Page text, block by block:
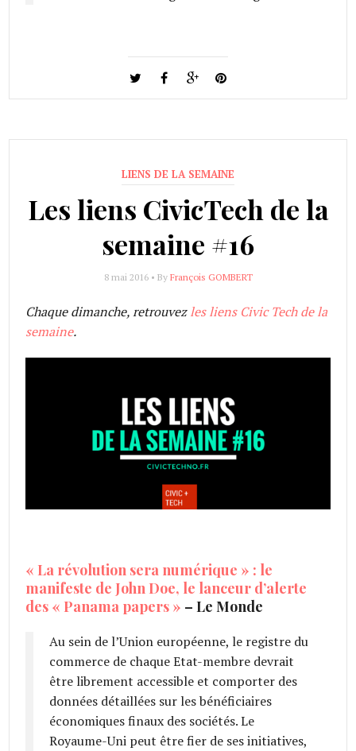
LIENS DE LA SEMAINE
Les liens CivicTech de la
semaine #16
8 mai 2016 • By François GOMBERT
Chaque dimanche, retrouvezles liens Civic Tech de la
semaine.
« La révolution sera numérique » : le
manifeste de John Doe, le lanceur d’alerte
des « Panama papers » – Le Monde
Au sein de l’Union européenne, le registre du
commerce de chaque Etat-membre devrait
être librement accessible et comporter des
données détaillées sur les bénéficiaires
économiques finaux des sociétés. Le
Royaume-Uni peut être fier de ses initiatives,